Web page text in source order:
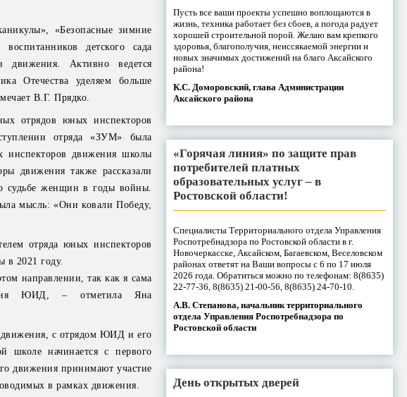
«Безопасные зимние
детского сада
движения. Активно ведется
Отечества уделяем больше
В.Г. Прядко.
отрядов юных инспекторов
отряда «ЗУМ» была
инспекторов движения школы
движения также рассказали
судьбе женщин в годы войны.
мысль: «Они ковали Победу,
отряда юных инспекторов
в 2021 году.
направлении, так как я сама
ЮИД, – отметила Яна
движения, с отрядом ЮИД и его
школе начинается с первого
движения принимают участие
в рамках движения.
Пусть все ваши проекты успешно воплощаются в
жизнь, техника работает без сбоев, а погода радует
хорошей строительной порой. Желаю вам крепкого
здоровья, благополучия, неиссякаемой энергии и
новых значимых достижений на благо Аксайского
района!
К.С. Доморовский, глава Администрации
Аксайского района
«Горячая линия» по защите прав
потребителей платных
образовательных услуг – в
Ростовской области!
Специалисты Территориального отдела Управления
Роспотребнадзора по Ростовской области в г.
Новочеркасске, Аксайском, Багаевском, Веселовском
районах ответят на Ваши вопросы с 6 по 17 июля
2026 года. Обратиться можно по телефонам: 8(8635)
22-77-36, 8(8635) 21-00-56, 8(8635) 24-70-10.
А.В. Степанова, начальник территориального
отдела Управления Роспотребнадзора по
Ростовской области
День открытых дверей